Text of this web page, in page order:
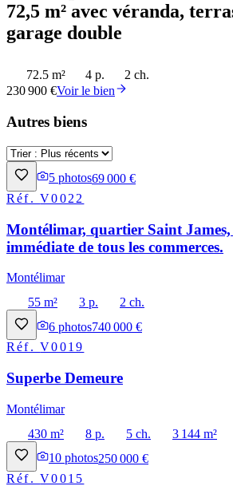
72,5 m² avec véranda,
garage double
72.5 m² 4 p.
2 ch.
230 900 €Voir le bien
Autres biens
5 photos69 000 €
Réf.V0022
Montélimar, quartier Saint
immédiate de tous les commerces.
Montélimar
55 m²
3 p.
2 ch.
6 photos740 000 €
Réf.V0019
Superbe Demeure
Montélimar
430 m²
8 p. 5 ch.
3 144 m²
10 photos250 000 €
Réf.V0015